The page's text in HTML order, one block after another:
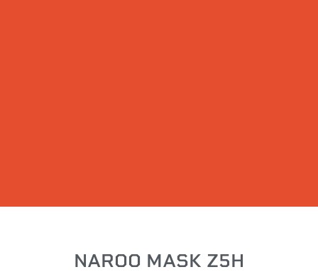
NAROO MASK Z5H